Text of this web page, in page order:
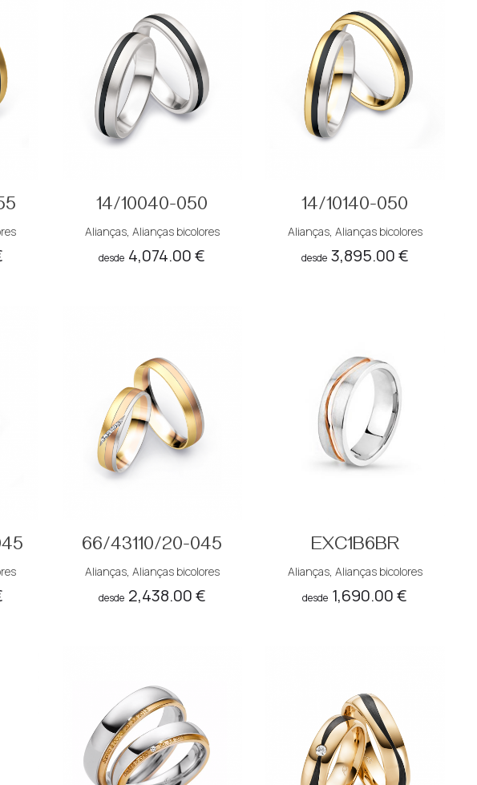
14/10040-050
Alianças, Alianças bicolores
desde 4,074.00€
14/10140-050
Alianças, Alianças bicolores
desde 3,895.00€
66/43110/20-045
Alianças, Alianças bicolores
desde 2,438.00€
EXC1B6BR
Alianças, Alianças bicolores
desde 1,690.00€